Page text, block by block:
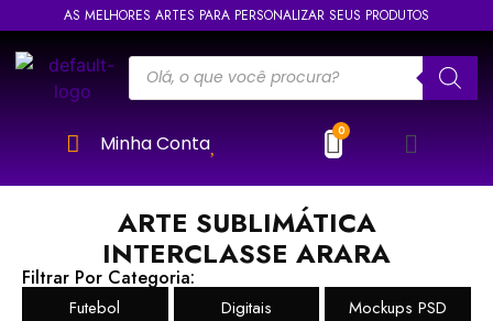
AS MELHORES ARTES PARA PERSONALIZAR SEUS PRODUTOS
Minha Conta
ARTE SUBLIMÁTICA
INTERCLASSE ARARA
Filtrar Por Categoria:
Futebol Digitais Mockups PSD